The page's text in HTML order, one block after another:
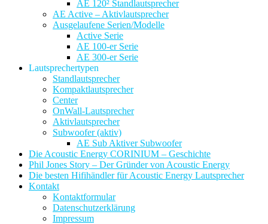
AE 120² Standlautsprecher
AE Active – Aktivlautsprecher
Ausgelaufene Serien/Modelle
Active Serie
AE 100-er Serie
AE 300-er Serie
Lautsprechertypen
Standlautsprecher
Kompaktlautsprecher
Center
OnWall-Lautsprecher
Aktivlautsprecher
Subwoofer (aktiv)
AE Sub Aktiver Subwoofer
Die Acoustic Energy CORINIUM – Geschichte
Phil Jones Story – Der Gründer von Acoustic Energy
Die besten Hifihändler für Acoustic Energy Lautsprecher
Kontakt
Kontaktformular
Datenschutzerklärung
Impressum